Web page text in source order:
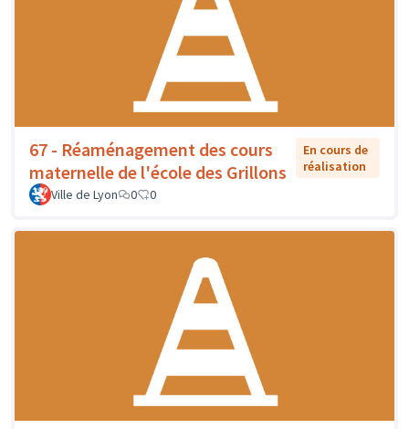
67 - Réaménagement des cours
maternelle de l'école des Grillons
En cours de
réalisation
Ville de Lyon
0 0